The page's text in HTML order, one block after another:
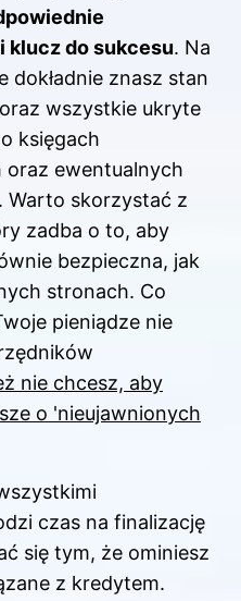
klucz do sukcesu. Na
dokładnie znasz stan
wszystkie ukryte
księgach
ewentualnych
Warto skorzystać z
zadba o to, aby
bezpieczna, jak
stronach. Co
pieniądze nie
nie chcesz, aby
o 'nieujawnionych
czas na finalizację
się tym, że ominiesz
z kredytem.